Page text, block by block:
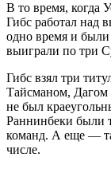
В то время, когда
Гибс работал над
одно время и
выиграли по три
Гибс взял три
Тайсманом,
не был
Раннинбеки были
команд. А еще —
числе.